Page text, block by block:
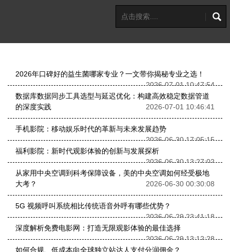
2026年口碑好的益生菌哪家专业？一文带你揭秘专业之选！
2026-07-01 10:47:54
数据库数据同步工具选型与延迟优化：构建高效稳定数据管道
的深度实践
2026-07-01 10:46:41
手机影院：移动娱乐时代的革新与未来发展趋势
2026-06-30 17:05:15
福利影院：新时代观影体验的创新与发展探析
2026-06-30 13:27:02
从家用中央空调到科考保障设备，美的中央空调如何经受极地
大考？
2026-06-30 00:30:08
5G 视频呼叫系统相比传统语音外呼有哪些优势？
2026-06-29 23:41:18
深度解析免费电影网：打造无限观影体验的最佳选择
2026-06-29 13:12:28
如何合规、低成本向全球独立站达人支付分润佣金？